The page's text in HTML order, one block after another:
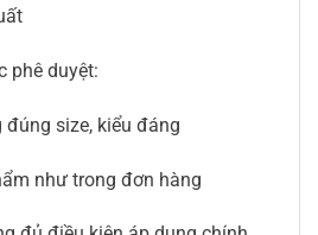
phê duyệt:
size, kiểu đáng
như trong đơn hàng